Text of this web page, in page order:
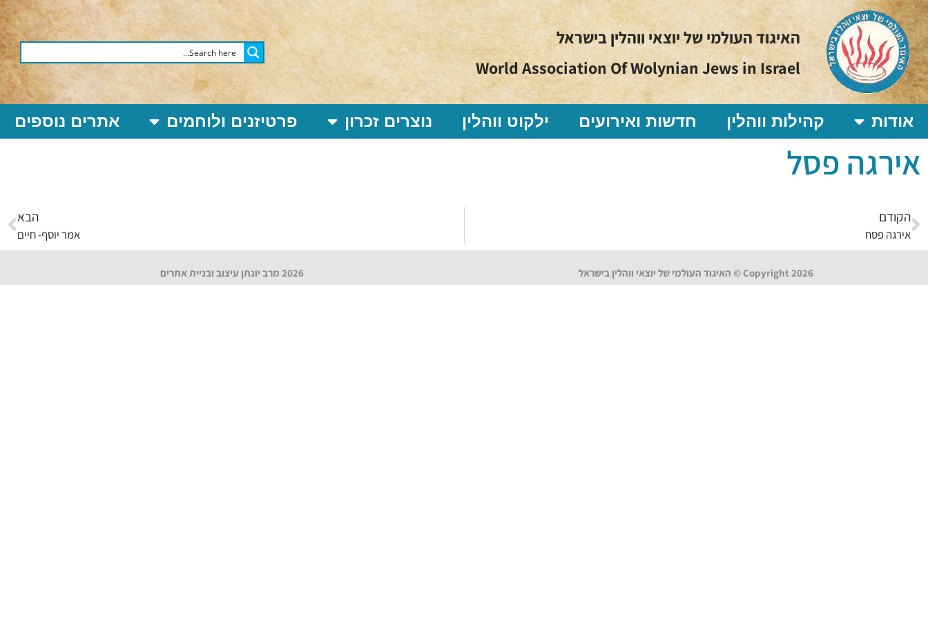
האיגוד העולמי של יוצאי ווהלין בישראל
World Association Of Wolynian Jews in Israel
אודות קהילות ווהלין חדשות ואירועים ילקוט ווהלין נוצרים זכרון פרטיזנים ולוחמים אתרים נוספים
אירגה פסל
הקודם
אירגה פסח
הבא
אמר יוסף- חיים
Copyright 2026 © האיגוד העולמי של יוצאי ווהלין בישראל 2026 מרב יונתן עיצוב ובניית אתרים